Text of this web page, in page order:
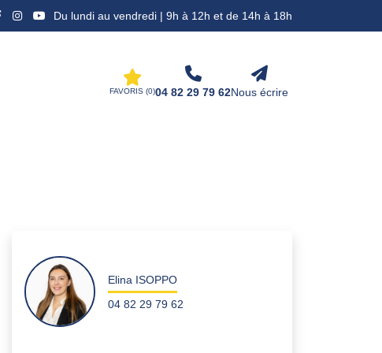
Du lundi au vendredi | 9h à 12h et de 14h à 18h
FAVORIS (0)04 82 29 79 62Nous écrire
Elina ISOPPO
04 82 29 79 62